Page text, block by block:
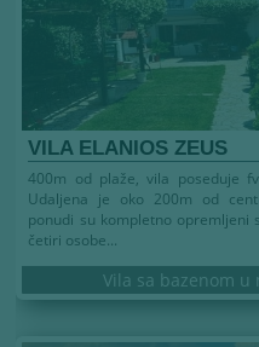
VILA ELANIOS ZEUS
400m od plaže, vila poseduje
Udaljena je oko 200m od
ponudi su kompletno opremljeni
četiri osobe...
Vila sa bazenom u